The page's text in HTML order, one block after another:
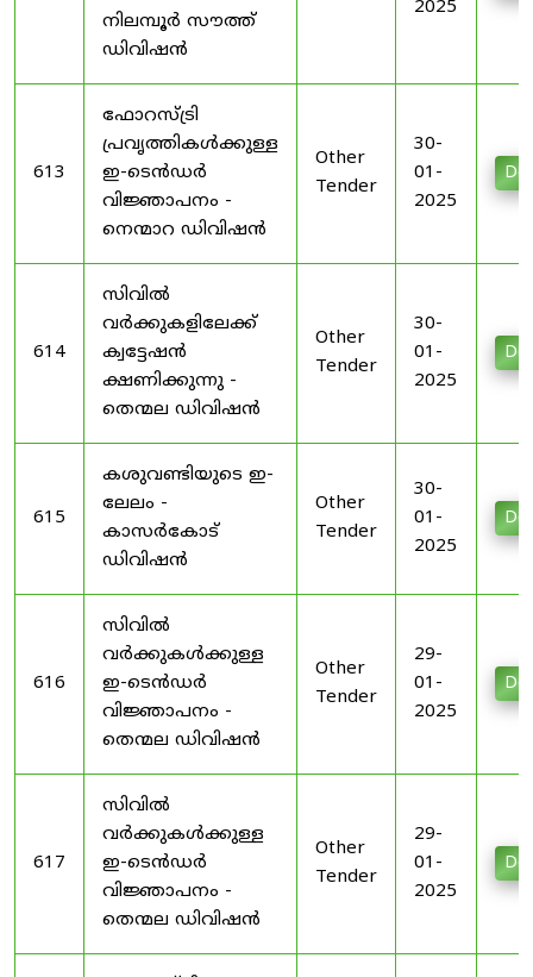
നിലമ്പൂർ സൗത്ത്
ഡിവിഷൻ
2025
613
ഫോറസ്ട്രി
പ്രവൃത്തികൾക്കുള്ള
ഇ-ടെൻഡർ
വിജ്ഞാപനം -
നെന്മാറ ഡിവിഷൻ
Other
Tender
30-
01-
2025
614
സിവിൽ
വർക്കുകളിലേക്ക്
ക്വട്ടേഷൻ
ക്ഷണിക്കുന്നു -
തെന്മല ഡിവിഷൻ
Other
Tender
30-
01-
2025
615
കശുവണ്ടിയുടെ ഇ-
ലേലം -
കാസർകോട്
ഡിവിഷൻ
Other
Tender
30-
01-
2025
616
സിവിൽ
വർക്കുകൾക്കുള്ള
ഇ-ടെൻഡർ
വിജ്ഞാപനം -
തെന്മല ഡിവിഷൻ
Other
Tender
29-
01-
2025
617
സിവിൽ
വർക്കുകൾക്കുള്ള
ഇ-ടെൻഡർ
വിജ്ഞാപനം -
തെന്മല ഡിവിഷൻ
Other
Tender
29-
01-
2025